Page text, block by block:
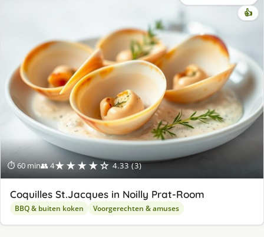
⏱ 60 min👥 4★★★★☆ 4.33 (3)
👍
Coquilles St.Jacques in Noilly Prat-Room
BBQ & buiten koken Voorgerechten & amuses